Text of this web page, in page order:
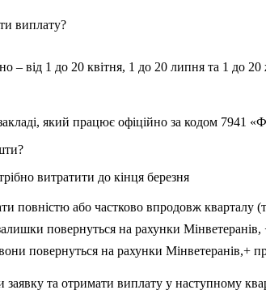
виплату?
– від 1 до 20 квітня, 1 до 20 липня та 1 до
який працює офіційно за кодом 7941
витратити до кінця березня
повністю або частково впродовж кварталу
повернуться на рахунки
повернуться на рахунки Мінветеранів,+
та отримати виплату у наступному